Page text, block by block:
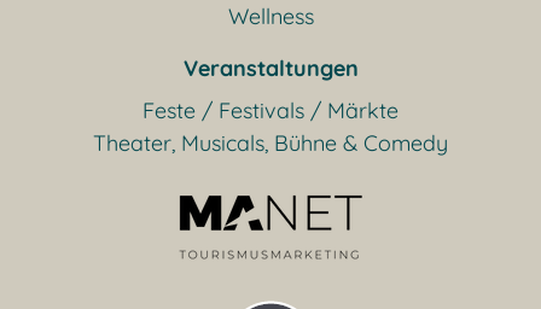
Wellness
Veranstaltungen
Feste / Festivals / Märkte
Theater, Musicals, Bühne & Comedy